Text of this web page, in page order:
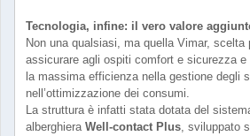
Tecnologia, infine: il vero valore
Non una qualsiasi, ma quella Vimar, scelta
assicurare agli ospiti comfort e sicurezza e
la massima efficienza nella gestione degli
nell’ottimizzazione dei consumi.
La struttura è infatti stata dotata del
alberghiera Well-contact Plus, sviluppato